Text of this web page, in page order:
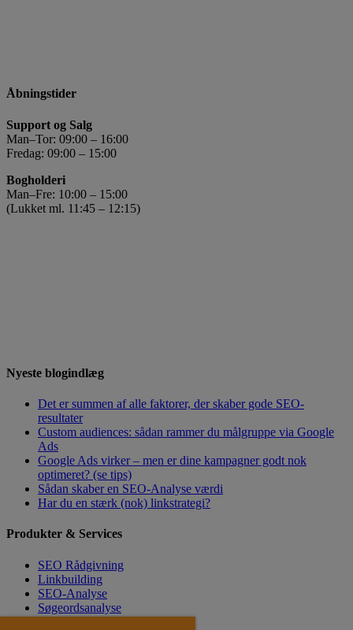
Åbningstider
Support og Salg
Man–Tor: 09:00 – 16:00
Fredag: 09:00 – 15:00
Bogholderi
Man–Fre: 10:00 – 15:00
(Lukket ml. 11:45 – 12:15)
Nyeste blogindlæg
Det er summen af alle faktorer, der skaber gode SEO-
resultater
Custom audiences: sådan rammer du målgruppe via Google
Ads
Google Ads virker – men er dine kampagner godt nok
optimeret? (se tips)
Sådan skaber en SEO-Analyse værdi
Har du en stærk (nok) linkstrategi?
Produkter & Services
SEO Rådgivning
Linkbuilding
SEO-Analyse
Søgeordsanalyse